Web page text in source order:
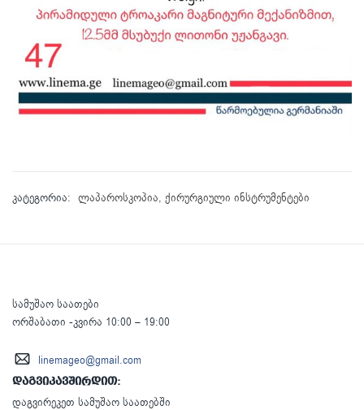
კატეგორია: ლაპაროსკოპია, ქირურგიული ინსტრუმენტები
სამუშაო საათები
ორშაბათი -კვირა 10:00 – 19:00
linemageo@gmail.com
დაგვიკავშირდით:
დაგვირეკეთ სამუშაო საათებში